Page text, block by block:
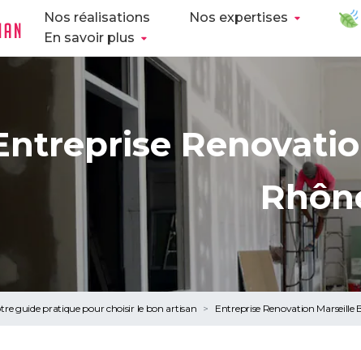
Nos réalisations Nos expertises
En savoir plus
guide pratique pour choisir le bon artisan Entreprise Renovation Marseille